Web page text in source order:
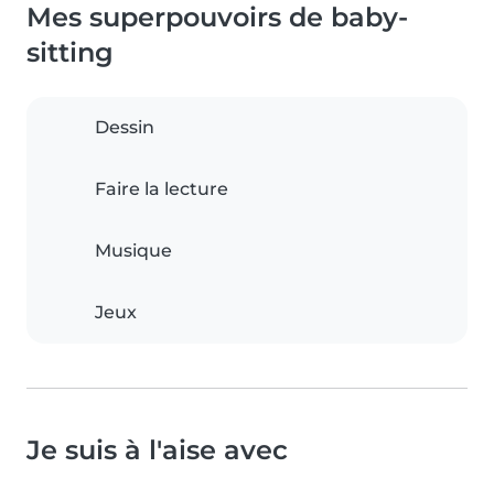
Mes superpouvoirs de baby-
sitting
Dessin
Faire la lecture
Musique
Jeux
Je suis à l'aise avec